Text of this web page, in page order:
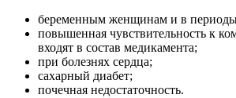
беременным женщинам и в
повышенная чувствительность к
входят в состав медикамента;
при болезнях сердца;
сахарный диабет;
почечная недостаточность.